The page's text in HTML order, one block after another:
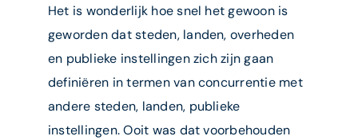
Het is wonderlijk hoe snel het gewoon is
geworden dat steden, landen, overheden
en publieke instellingen zich zijn gaan
definiëren in termen van concurrentie met
andere steden, landen, publieke
instellingen. Ooit was dat voorbehouden